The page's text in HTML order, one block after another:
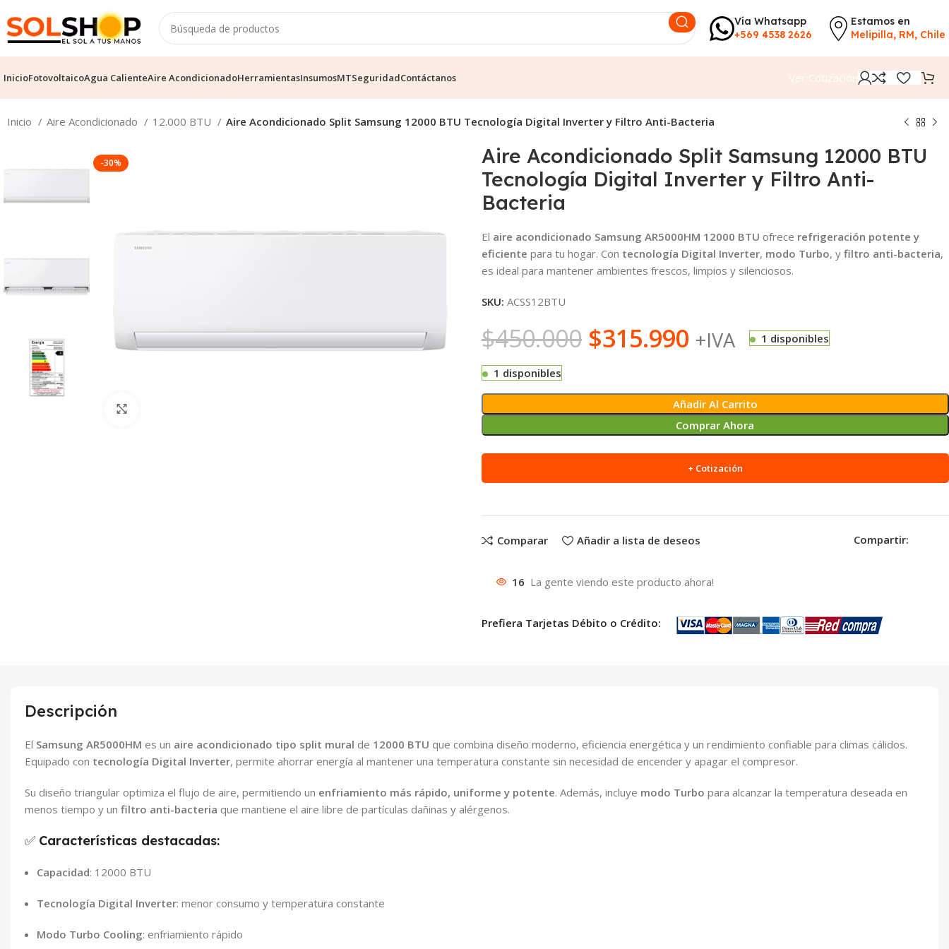
Vía Whatsapp
+569 4538 2626
Estamos en
Melipilla, RM, Chile
InicioFotovoltaicoAgua CalienteAire AcondicionadoHerramientasInsumosMTSeguridadContáctanos Ver Cotización
Inicio Aire Acondicionado 12.000 BTU Aire Acondicionado Split Samsung 12000 BTU Tecnología Digital Inverter y Filtro Anti-Bacteria
-30%
Aire Acondicionado Split Samsung 12000 BTU
Tecnología Digital Inverter y Filtro Anti-
Bacteria
El aire acondicionado Samsung AR5000HM 12000 BTU ofrece refrigeración potente y
eficiente para tu hogar. Con tecnología Digital Inverter, modo Turbo, y filtro anti-bacteria,
es ideal para mantener ambientes frescos, limpios y silenciosos.
SKU: ACSS12BTU
$450.000 $315.990 +IVA 1 disponibles
1 disponibles
Añadir Al Carrito
Comprar Ahora
+ Cotización
Comparar Añadir a lista de deseos Compartir:
16 La gente viendo este producto ahora!
Prefiera Tarjetas Débito o Crédito:
Descripción
El Samsung AR5000HM es un aire acondicionado tipo split mural de 12000 BTU que combina diseño moderno, eficiencia energética y un rendimiento confiable para climas cálidos.
Equipado con tecnología Digital Inverter, permite ahorrar energía al mantener una temperatura constante sin necesidad de encender y apagar el compresor.
Su diseño triangular optimiza el flujo de aire, permitiendo un enfriamiento más rápido, uniforme y potente. Además, incluye modo Turbo para alcanzar la temperatura deseada en
menos tiempo y un filtro anti-bacteria que mantiene el aire libre de partículas dañinas y alérgenos.
✅ Características destacadas:
Capacidad: 12000 BTU
Tecnología Digital Inverter: menor consumo y temperatura constante
Modo Turbo Cooling: enfriamiento rápido